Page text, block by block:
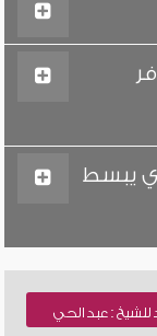
يبسط
: عبد الحي